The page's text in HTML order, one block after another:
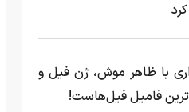
با ظاهر موش، ژن فیل و
فامیل فیل‌هاست!